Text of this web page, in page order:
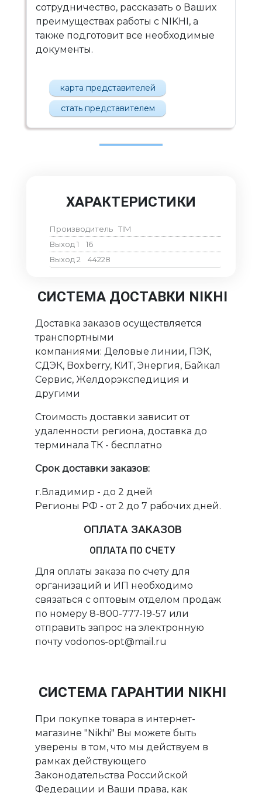
сотрудничество, рассказать о Ваших
преимуществах работы с NIKHI, а
также подготовит все необходимые
документы.
карта представителей
стать представителем
ХАРАКТЕРИСТИКИ
Производитель TIM
Выход 1
16
Выход 2
44228
СИСТЕМА ДОСТАВКИ NIKHI
Доставка заказов осуществляется
транспортными
компаниями: Деловые линии, ПЭК,
СДЭК, Boxberry, КИТ, Энергия, Байкал
Сервис, Желдорэкспедиция и
другими
Стоимость доставки зависит от
удаленности региона, доставка до
терминала ТК - бесплатно
Срок доставки заказов:
г.Владимир - до 2 дней
Регионы РФ - от 2 до 7 рабочих дней.
ОПЛАТА ЗАКАЗОВ
ОПЛАТА ПО СЧЕТУ
Для оплаты заказа по счету для
организаций и ИП необходимо
связаться с оптовым отделом продаж
по номеру 8-800-777-19-57 или
отправить запрос на электронную
почту vodonos-opt@mail.ru
СИСТЕМА ГАРАНТИИ NIKHI
При покупке товара в интернет-
магазине "Nikhi" Вы можете быть
уверены в том, что мы действуем в
рамках действующего
Законодательства Российской
Федерации и Ваши права, как